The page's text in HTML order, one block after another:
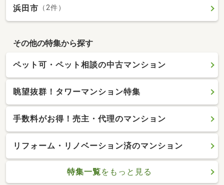
浜田市 （2件）
その他の特集から探す
ペット可・ペット相談の中古マンション
眺望抜群！タワーマンション特集
手数料がお得！売主・代理のマンション
リフォーム・リノベーション済のマンション
特集一覧をもっと見る